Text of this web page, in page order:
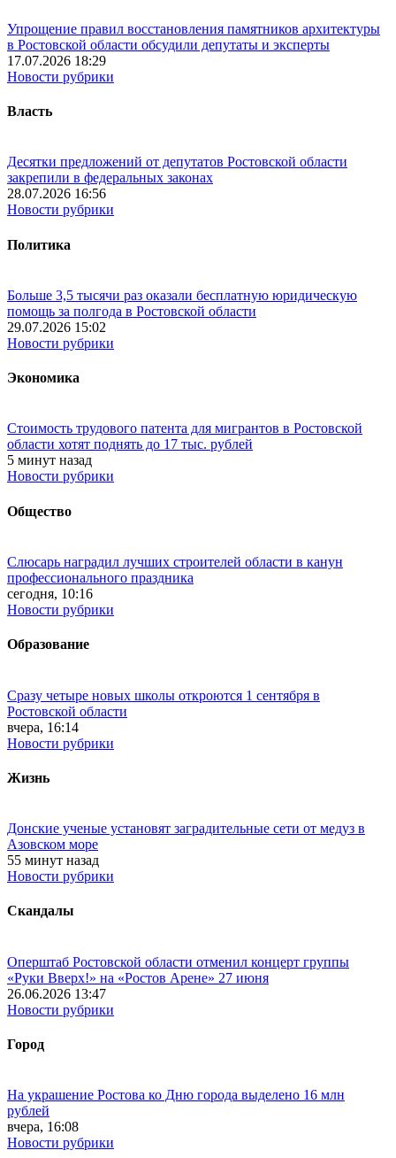
Упрощение правил восстановления памятников архитектуры
в Ростовской области обсудили депутаты и эксперты
17.07.2026 18:29
Новости рубрики
Власть
Десятки предложений от депутатов Ростовской области
закрепили в федеральных законах
28.07.2026 16:56
Новости рубрики
Политика
Больше 3,5 тысячи раз оказали бесплатную юридическую
помощь за полгода в Ростовской области
29.07.2026 15:02
Новости рубрики
Экономика
Стоимость трудового патента для мигрантов в Ростовской
области хотят поднять до 17 тыс. рублей
5 минут назад
Новости рубрики
Общество
Слюсарь наградил лучших строителей области в канун
профессионального праздника
сегодня, 10:16
Новости рубрики
Образование
Сразу четыре новых школы откроются 1 сентября в
Ростовской области
вчера, 16:14
Новости рубрики
Жизнь
Донские ученые установят заградительные сети от медуз в
Азовском море
55 минут назад
Новости рубрики
Скандалы
Оперштаб Ростовской области отменил концерт группы
«Руки Вверх!» на «Ростов Арене» 27 июня
26.06.2026 13:47
Новости рубрики
Город
На украшение Ростова ко Дню города выделено 16 млн
рублей
вчера, 16:08
Новости рубрики